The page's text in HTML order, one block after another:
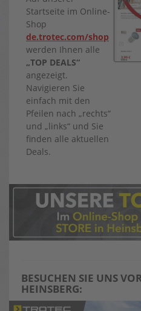
Startseite im Online-
Shop
de.trotec.com/shop
werden Ihnen alle
„TOP DEALS“
angezeigt.
Navigieren Sie
einfach mit den
Pfeilen nach „rechts“
und „links“ und Sie
finden alle aktuellen
Deals.
BESUCHEN SIE UNS
HEINSBERG: